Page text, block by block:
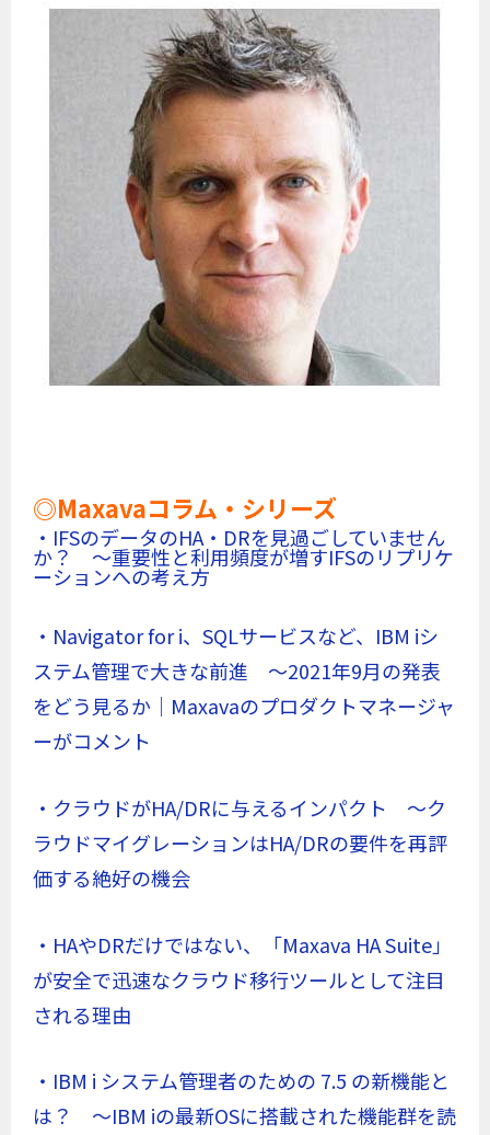
◎Maxavaコラム・シリーズ
・IFSのデータのHA・DRを見過ごしていません
か？ ～重要性と利用頻度が増すIFSのリプリケ
ーションへの考え方
・Navigator for i、SQLサービスなど、IBM iシ
ステム管理で大きな前進 ～2021年9月の発表
をどう見るか｜Maxavaのプロダクトマネージャ
ーがコメント
・クラウドがHA/DRに与えるインパクト ～ク
ラウドマイグレーションはHA/DRの要件を再評
価する絶好の機会
・HAやDRだけではない、「Maxava HA Suite」
が安全で迅速なクラウド移行ツールとして注目
される理由
・IBM i システム管理者のための 7.5 の新機能と
は？ ～IBM iの最新OSに搭載された機能群を読